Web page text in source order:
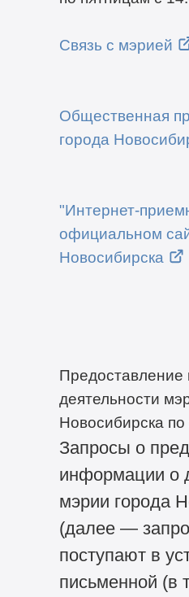
Связь с мэрией
Общественная
города
"Интернет-
официальном
Новосибирска
деятельности
Новосибирска
Запросы о
информации о
мэрии города
(далее —
поступают в
письменной (в